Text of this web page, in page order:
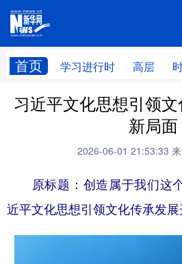
首页 学习进行时 高层
网站地图
学习进行时 高层
科技 科创
文化 书画
习近平文化思想引领文
新局面
2026-06-01 21:53:33
原标题：创造属于我们
近平文化思想引领文化传承发